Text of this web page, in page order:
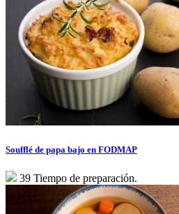
Soufflé de papa bajo en FODMAP
39 Tiempo de preparación.